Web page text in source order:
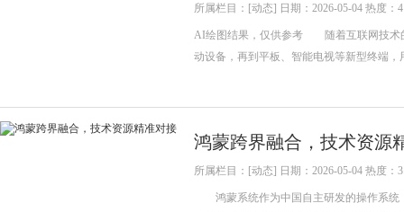
所属栏目：[动态] 日期：2026-05-04 热度：4
AI绘图结果，仅供参考 随着互联网技术
动设备，再到平板、智能电视等新型终端
鸿蒙跨界融合，技术资源
所属栏目：[动态] 日期：2026-05-04 热度：3
鸿蒙系统作为中国自主研发的操作系统